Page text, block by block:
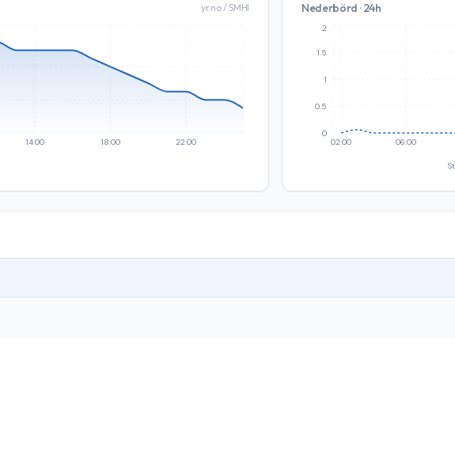
yr.no / SMHI
14:00 18:00 22:00
Nederbörd · 24h
02:00 06:00
0
0.5
1
1.5
2